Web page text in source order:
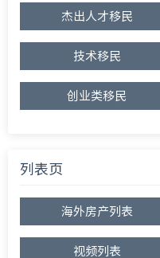
杰出人才移民
技术移民
创业类移民
列表页
海外房产列表
视频列表